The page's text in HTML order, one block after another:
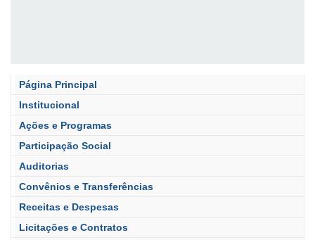
Página Principal
Institucional
Ações e Programas
Participação Social
Auditorias
Convênios e Transferências
Receitas e Despesas
Licitações e Contratos